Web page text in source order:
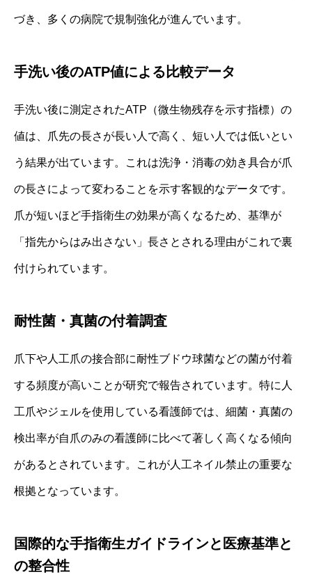
づき、多くの病院で規制強化が進んでいます。
手洗い後のATP値による比較データ
手洗い後に測定されたATP（微生物残存を示す指標）の
値は、爪先の長さが長い人で高く、短い人では低いとい
う結果が出ています。これは洗浄・消毒の効き具合が爪
の長さによって変わることを示す客観的なデータです。
爪が短いほど手指衛生の効果が高くなるため、基準が
「指先からはみ出さない」長さとされる理由がこれで裏
付けられています。
耐性菌・真菌の付着調査
爪下や人工爪の接合部に耐性ブドウ球菌などの菌が付着
する頻度が高いことが研究で報告されています。特に人
工爪やジェルを使用している看護師では、細菌・真菌の
検出率が自爪のみの看護師に比べて著しく高くなる傾向
があるとされています。これが人工ネイル禁止の重要な
根拠となっています。
国際的な手指衛生ガイドラインと医療基準と
の整合性